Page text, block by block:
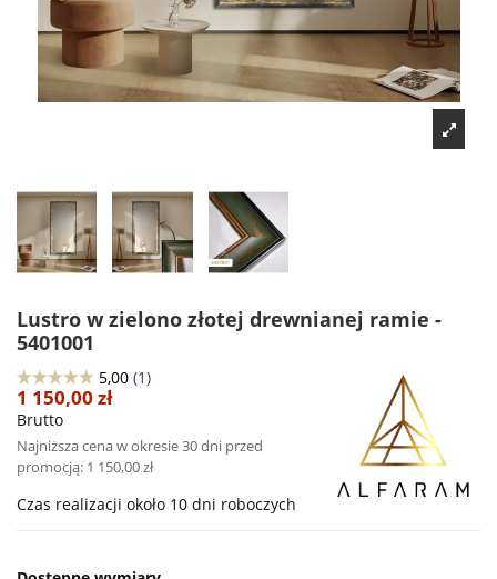
Lustro w zielono złotej drewnianej ramie -
5401001
1 150,00 zł
Brutto
Najniższa cena w okresie 30 dni przed
promocją: 1 150,00 zł
Czas realizacji około 10 dni roboczych